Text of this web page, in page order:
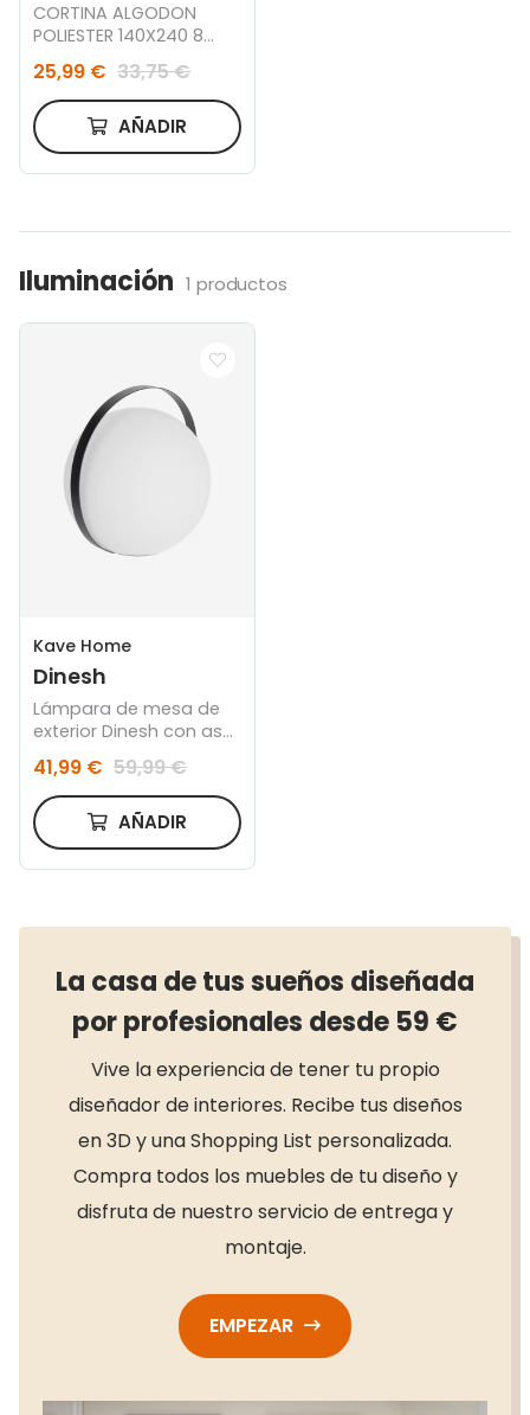
CORTINA ALGODON
POLIESTER 140X240 8
ANILLAS BEIGE
25,99 € 33,75 €
AÑADIR
Iluminación 1 productos
Kave Home
Dinesh
Lámpara de mesa de
exterior Dinesh con asa
41,99 € 59,99 €
AÑADIR
La casa de tus sueños diseñada
por profesionales desde 59 €
Vive la experiencia de tener tu propio
diseñador de interiores. Recibe tus diseños
en 3D y una Shopping List personalizada.
Compra todos los muebles de tu diseño y
disfruta de nuestro servicio de entrega y
montaje.
EMPEZAR